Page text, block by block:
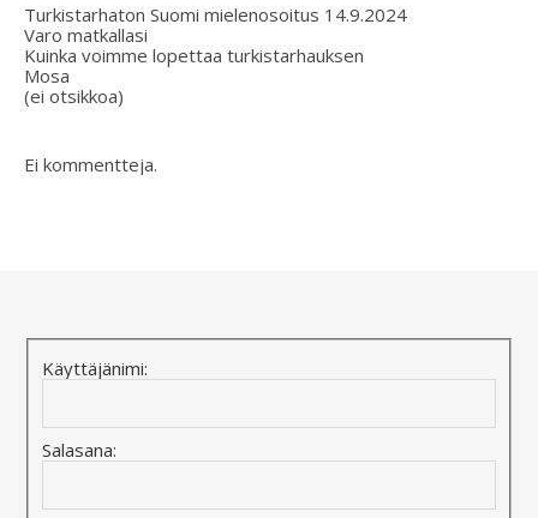
Turkistarhaton Suomi mielenosoitus 14.9.2024
Varo matkallasi
Kuinka voimme lopettaa turkistarhauksen
Mosa
(ei otsikkoa)
Ei kommentteja.
Käyttäjänimi:
Salasana: